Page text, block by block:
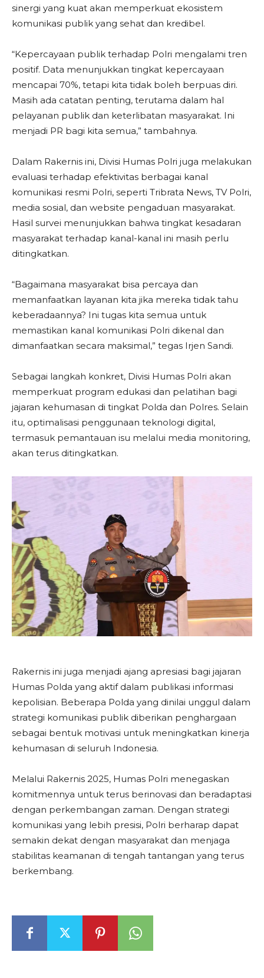
sinergi yang kuat akan memperkuat ekosistem
komunikasi publik yang sehat dan kredibel.
“Kepercayaan publik terhadap Polri mengalami tren
positif. Data menunjukkan tingkat kepercayaan
mencapai 70%, tetapi kita tidak boleh berpuas diri.
Masih ada catatan penting, terutama dalam hal
pelayanan publik dan keterlibatan masyarakat. Ini
menjadi PR bagi kita semua,” tambahnya.
Dalam Rakernis ini, Divisi Humas Polri juga melakukan
evaluasi terhadap efektivitas berbagai kanal
komunikasi resmi Polri, seperti Tribrata News, TV Polri,
media sosial, dan website pengaduan masyarakat.
Hasil survei menunjukkan bahwa tingkat kesadaran
masyarakat terhadap kanal-kanal ini masih perlu
ditingkatkan.
“Bagaimana masyarakat bisa percaya dan
memanfaatkan layanan kita jika mereka tidak tahu
keberadaannya? Ini tugas kita semua untuk
memastikan kanal komunikasi Polri dikenal dan
dimanfaatkan secara maksimal,” tegas Irjen Sandi.
Sebagai langkah konkret, Divisi Humas Polri akan
memperkuat program edukasi dan pelatihan bagi
jajaran kehumasan di tingkat Polda dan Polres. Selain
itu, optimalisasi penggunaan teknologi digital,
termasuk pemantauan isu melalui media monitoring,
akan terus ditingkatkan.
Rakernis ini juga menjadi ajang apresiasi bagi jajaran
Humas Polda yang aktif dalam publikasi informasi
kepolisian. Beberapa Polda yang dinilai unggul dalam
strategi komunikasi publik diberikan penghargaan
sebagai bentuk motivasi untuk meningkatkan kinerja
kehumasan di seluruh Indonesia.
Melalui Rakernis 2025, Humas Polri menegaskan
komitmennya untuk terus berinovasi dan beradaptasi
dengan perkembangan zaman. Dengan strategi
komunikasi yang lebih presisi, Polri berharap dapat
semakin dekat dengan masyarakat dan menjaga
stabilitas keamanan di tengah tantangan yang terus
berkembang.